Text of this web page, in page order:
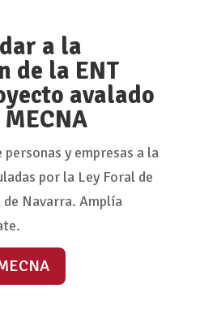
a la
de la ENT
avalado
y empresas a la
por la Ley Foral de
Navarra. Amplía